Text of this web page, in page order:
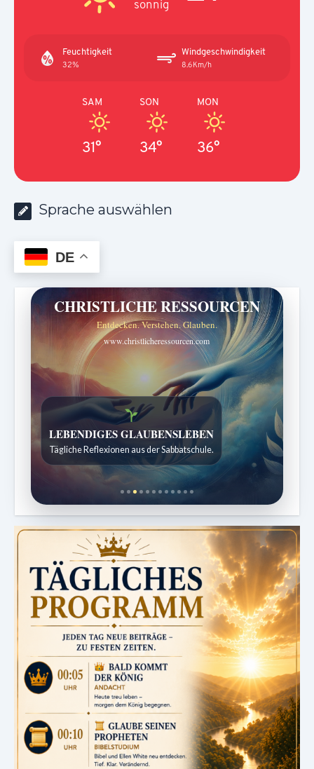
sonnig
Feuchtigkeit
32%
Windgeschwindigkeit
8.6Km/h
SAM
31°
SON
34°
MON
36°
Sprache auswählen
DE
CHRISTLICHE RESSOURCEN
Entdecken. Verstehen. Glauben.
www.christlicheressourcen.com
Bibelgeschichten zum Staunen
Kindergeschichten für 7 bis 12 Jahre.